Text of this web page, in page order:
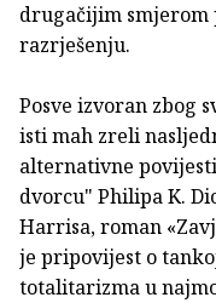
drugačijim smjerom
razrješenju.
Posve izvoran zbog
isti mah zreli
alternativne
dvorcu" Philipa K.
Harrisa, roman
je pripovijest o
totalitarizma u